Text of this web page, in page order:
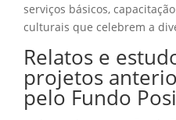
serviços básicos,
culturais que celebrem a
Relatos e
projetos
pelo Fundo